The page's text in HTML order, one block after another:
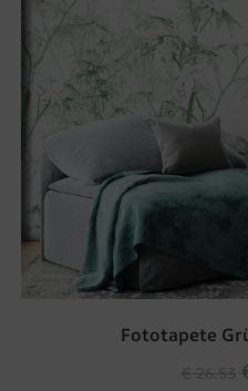
Fototapete